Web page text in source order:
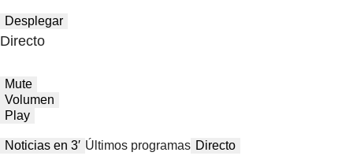
Desplegar
Directo
Mute
Volumen
Play
Noticias en 3′ Últimos programas Directo